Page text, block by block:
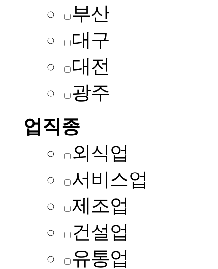
부산
대구
대전
광주
업직종
외식업
서비스업
제조업
건설업
유통업